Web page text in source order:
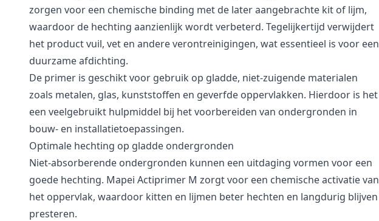
zorgen voor een chemische binding met de later aangebrachte kit of lijm,
waardoor de hechting aanzienlijk wordt verbeterd. Tegelijkertijd verwijdert
het product vuil, vet en andere verontreinigingen, wat essentieel is voor een
duurzame afdichting.
De primer is geschikt voor gebruik op gladde, niet-zuigende materialen
zoals metalen, glas, kunststoffen en geverfde oppervlakken. Hierdoor is het
een veelgebruikt hulpmiddel bij het voorbereiden van ondergronden in
bouw- en installatietoepassingen.
Optimale hechting op gladde ondergronden
Niet-absorberende ondergronden kunnen een uitdaging vormen voor een
goede hechting. Mapei Actiprimer M zorgt voor een chemische activatie van
het oppervlak, waardoor kitten en lijmen beter hechten en langdurig blijven
presteren.